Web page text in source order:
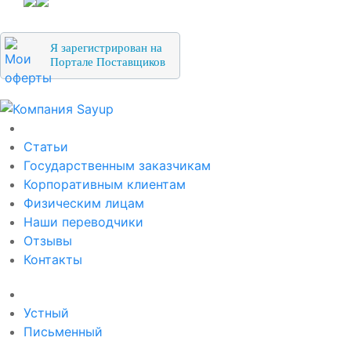
Я зарегистрирован на
Портале Поставщиков
Статьи
Государственным заказчикам
Корпоративным клиентам
Физическим лицам
Наши переводчики
Отзывы
Контакты
Устный
Письменный